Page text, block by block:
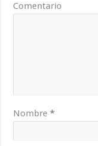
Comentario
Nombre*